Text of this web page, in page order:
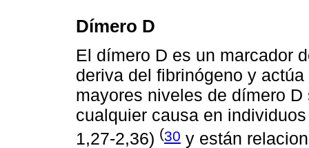
Dímero D
El dímero D es un marcador
deriva del fibrinógeno y
mayores niveles de dímero
cualquier causa en
1,27-2,36) (30 y están